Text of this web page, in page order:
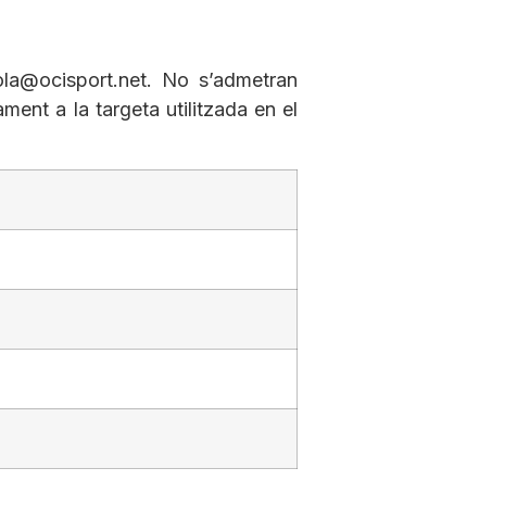
. No s’admetran
a la targeta utilitzada en el